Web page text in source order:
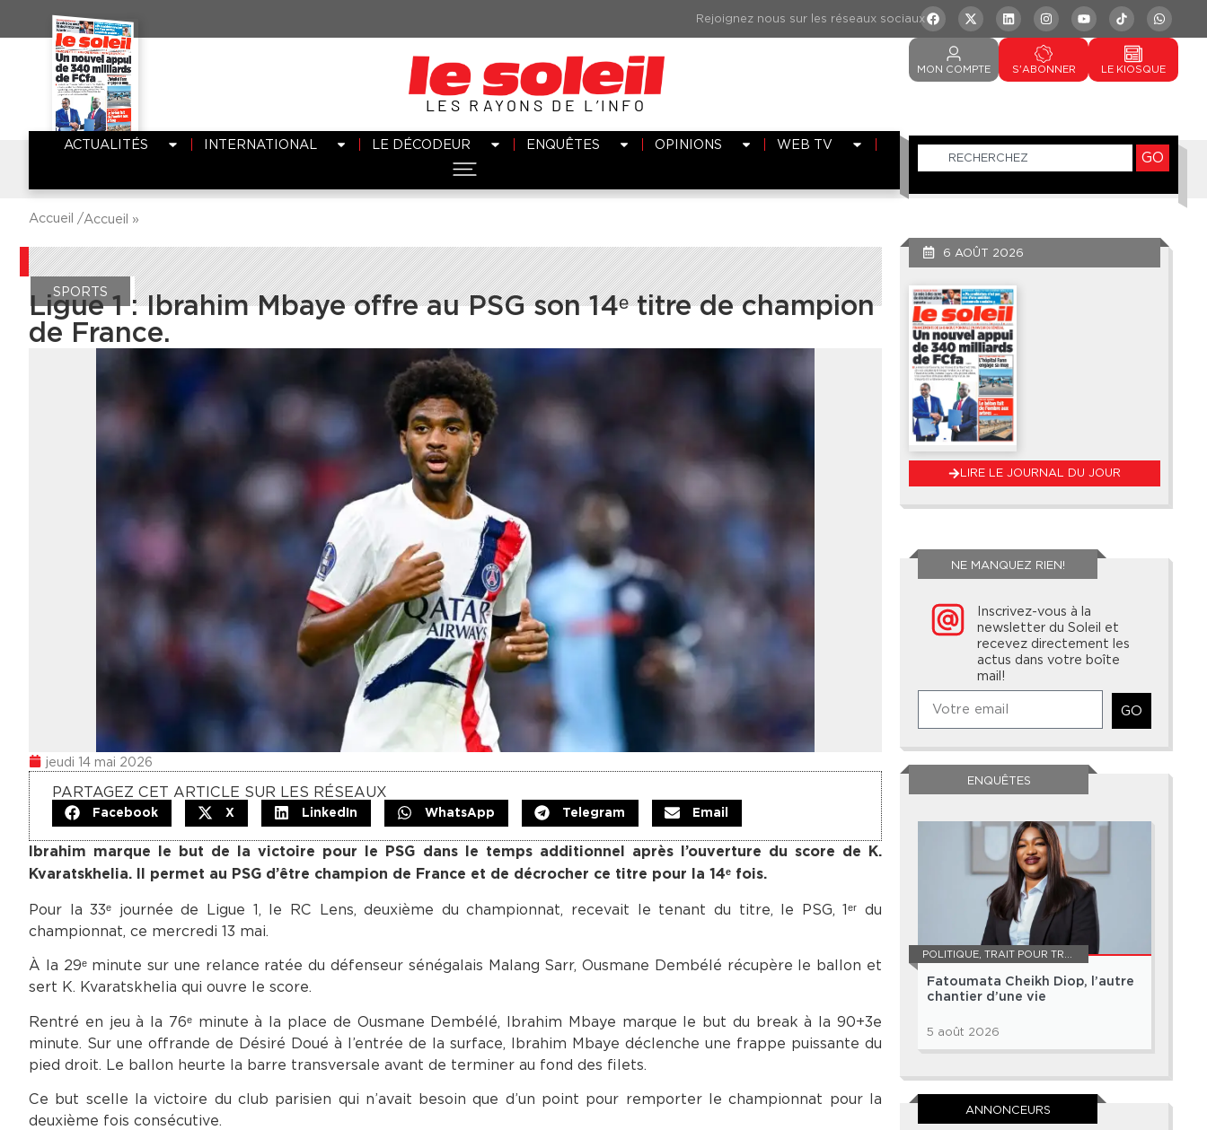
LES RAYONS DE L’INFO
MON COMPTE S'ABONNER LE KIOSQUE
ACTUALITÉS INTERNATIONAL LE DÉCODEUR ENQUÊTES OPINIONS WEB TV
GO
Accueil /Accueil »
SPORTS
Ligue 1 : Ibrahim Mbaye offre au PSG son 14ᵉ titre de champion
de France.
jeudi 14 mai 2026
PARTAGEZ CET ARTICLE SUR LES RÉSEAUX
Facebook X LinkedIn WhatsApp Telegram Email
Ibrahim marque le but de la victoire pour le PSG dans le temps additionnel après l’ouverture du score de K.
Kvaratskhelia. Il permet au PSG d’être champion de France et de décrocher ce titre pour la 14ᵉ fois.
Pour la 33ᵉ journée de Ligue 1, le RC Lens, deuxième du championnat, recevait le tenant du titre, le PSG, 1ᵉʳ du
championnat, ce mercredi 13 mai.
À la 29ᵉ minute sur une relance ratée du défenseur sénégalais Malang Sarr, Ousmane Dembélé récupère le ballon et
sert K. Kvaratskhelia qui ouvre le score.
Rentré en jeu à la 76ᵉ minute à la place de Ousmane Dembélé, Ibrahim Mbaye marque le but du break à la 90+3e
minute. Sur une offrande de Désiré Doué à l’entrée de la surface, Ibrahim Mbaye déclenche une frappe puissante du
pied droit. Le ballon heurte la barre transversale avant de terminer au fond des filets.
Ce but scelle la victoire du club parisien qui n’avait besoin que d’un point pour remporter le championnat pour la
deuxième fois consécutive.
6 AOÛT 2026
LIRE LE JOURNAL DU JOUR
NE MANQUEZ RIEN!
Inscrivez-vous à la
newsletter du Soleil et
recevez directement les
actus dans votre boîte
mail!
GO
ENQUÊTES
POLITIQUE, TRAIT POUR TRAIT
Fatoumata Cheikh Diop, l’autre
chantier d’une vie
5 août 2026
ANNONCEURS